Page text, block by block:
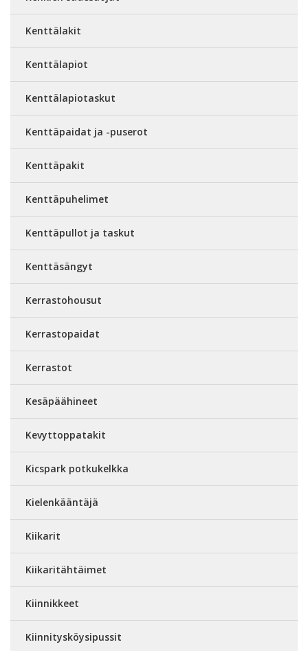
Kenttälakit
Kenttälapiot
Kenttälapiotaskut
Kenttäpaidat ja -puserot
Kenttäpakit
Kenttäpuhelimet
Kenttäpullot ja taskut
Kenttäsängyt
Kerrastohousut
Kerrastopaidat
Kerrastot
Kesäpäähineet
Kevyttoppatakit
Kicspark potkukelkka
Kielenkääntäjä
Kiikarit
Kiikaritähtäimet
Kiinnikkeet
Kiinnitysköysipussit